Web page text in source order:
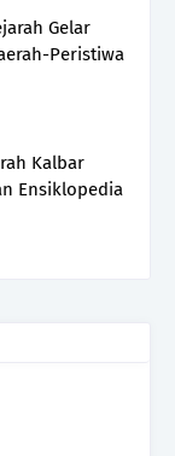
Gelar
Peristiwa
Kalbar
Ensiklopedia